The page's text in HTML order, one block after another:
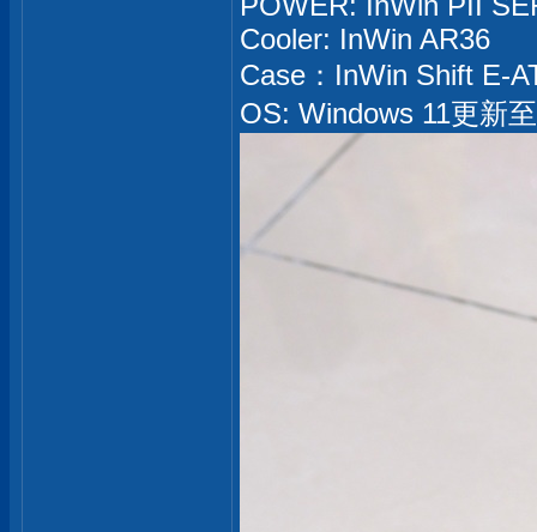
Cooler: InWin AR36
Case：InWin Shift E-
OS: Windows 11更新